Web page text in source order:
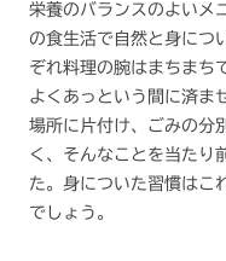
栄養のバランスのよいメ
の食生活で自然と身につ
ぞれ料理の腕はまちまち
よくあっという間に済ま
場所に片付け、ごみの分
く、そんなことを当たり
た。身についた習慣はこ
でしょう。